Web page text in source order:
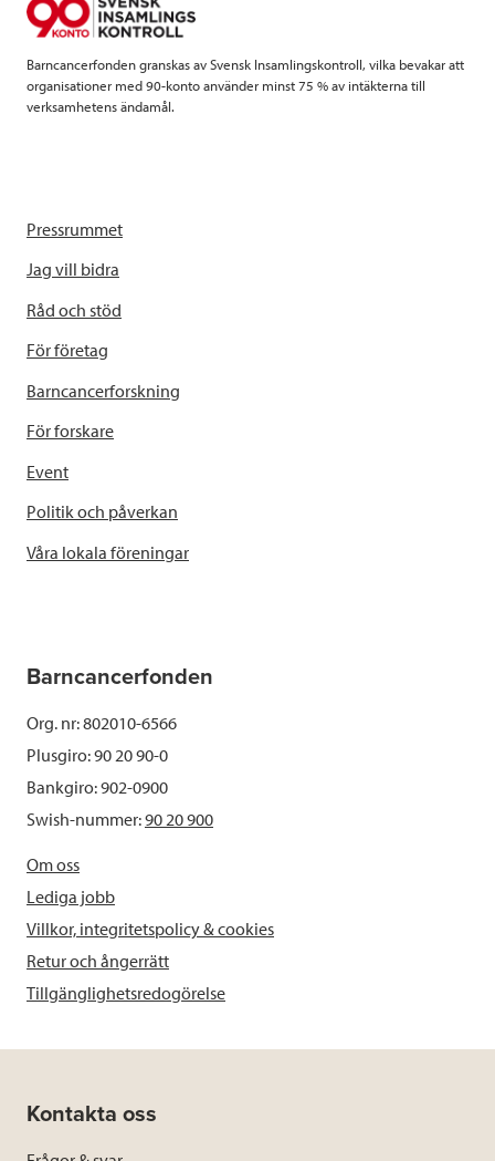
k
Barncancerfonden granskas av Svensk Insamlingskontroll, vilka bevakar att
organisationer med 90-konto använder minst 75 % av intäkterna till
verksamhetens ändamål.
Pressrummet
Jag vill bidra
Råd och stöd
För företag
Barncancerforskning
För forskare
Event
Politik och påverkan
Våra lokala föreningar
Barncancerfonden
Org. nr: 802010-6566
Plusgiro: 90 20 90-0
Bankgiro: 902-0900
Swish-nummer:90 20 900
Om oss
Lediga jobb
Villkor, integritetspolicy & cookies
Retur och ångerrätt
Tillgänglighetsredogörelse
Kontakta oss